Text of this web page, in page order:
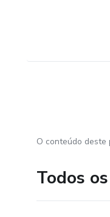
O conteúdo deste
Todos